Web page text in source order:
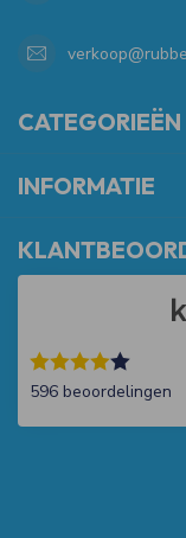
CATEGORIEËN
INFORMATIE
596 beoordelingen